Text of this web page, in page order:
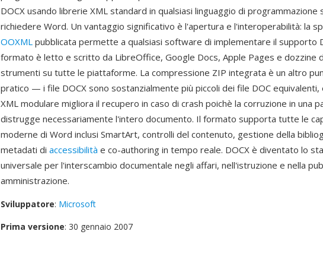
DOCX usando librerie XML standard in qualsiasi linguaggio di programmazione
richiedere Word. Un vantaggio significativo è l'apertura e l'interoperabilità: la
OOXML pubblicata permette a qualsiasi software di implementare il supporto
formato è letto e scritto da LibreOffice, Google Docs, Apple Pages e dozzine
strumenti su tutte le piattaforme. La compressione ZIP integrata è un altro
pratico — i file DOCX sono sostanzialmente più piccoli dei file DOC
XML modulare migliora il recupero in caso di crash poichè la corruzione in una
distrugge necessariamente l'intero documento. Il formato supporta tutte le
moderne di Word inclusi SmartArt, controlli del contenuto, gestione della
metadati di accessibilità e co-authoring in tempo reale. DOCX è diventato lo
universale per l'interscambio documentale negli affari, nell'istruzione e nella
amministrazione.
Sviluppatore: Microsoft
Prima versione: 30 gennaio 2007